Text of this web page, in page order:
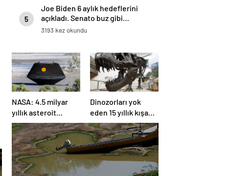
5
Joe Biden 6 aylık hedeflerini
açıkladı. Senato buz gibi…
3193 kez okundu
NASA: 4.5 milyar
yıllık asteroit
örnekleri Dünya’ya
getirildi; yaşamın
başlangıcına ışık
tutabilir
Dinozorları yok
eden 15 yıllık kışa
asteroit tozu neden
oldu | Araştırma